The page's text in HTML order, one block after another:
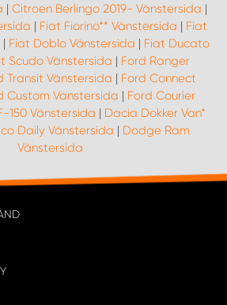
| Citroen Berlingo 2019- Vänstersida |
| Fiat Fiorino** Vänstersida | Fiat
| Fiat Doblo Vänstersida | Fiat Ducato
Scudo Vänstersida | Ford Ranger
Transit Vänstersida | Ford Connect
Custom Vänstersida | Ford Courier
150 Vänstersida | Dacia Dokker Van*
Daily Vänstersida | Dodge Ram
Vänstersida